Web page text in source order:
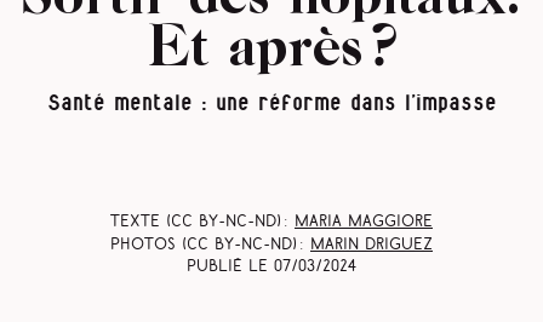
Et après ?
Santé mentale : une réforme dans l’impasse
Texte (CC BY-NC-ND) :
Maria Maggiore
Photos (CC BY-NC-ND) :
Marin Driguez
Publié le 07/03/2024